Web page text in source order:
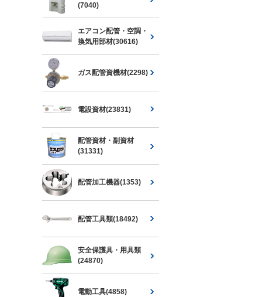
(7040)
エアコン配管・空調・
換気用部材(30616)
ガス配管資機材(2298)
電設資材(23831)
配管資材・副資材
(31331)
配管加工機器(1353)
配管工具類(18492)
安全保護具・用具類
(24870)
電動工具(4858)